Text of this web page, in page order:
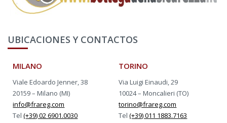
UBICACIONES Y CONTACTOS
MILANO
Viale Edoardo Jenner, 38
20159 – Milano (MI)
info@frareg.com
Tel(+39) 02 6901.0030
TORINO
Via Luigi Einaudi, 29
10024 – Moncalieri (TO)
torino@frareg.com
Tel(+39) 011 1883.7163